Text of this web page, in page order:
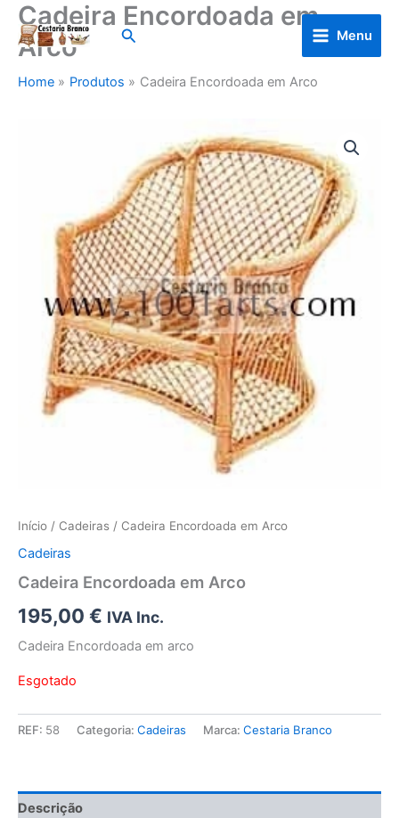
Skip
content
Search Menu
Cadeira Encordoada em
Arco
Home Produtos Cadeira Encordoada em Arco
Início / Cadeiras / Cadeira Encordoada em Arco
Cadeiras
Cadeira Encordoada em Arco
195,00 € IVA Inc.
Cadeira Encordoada em arco
Esgotado
REF: 58 Categoria: Cadeiras Marca: Cestaria Branco
Descrição